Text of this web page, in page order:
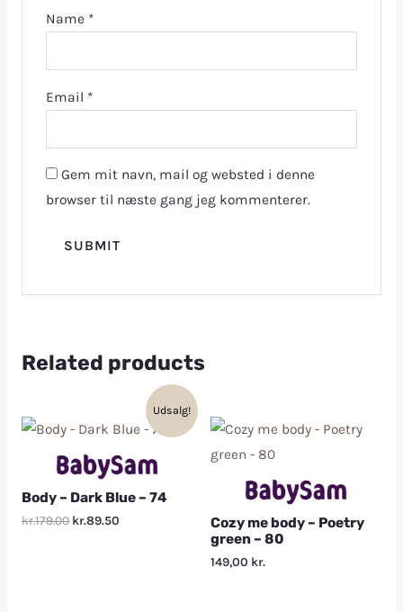
Name *
Email *
Gem mit navn, mail og websted i denne
browser til næste gang jeg kommenterer.
Related products
Udsalg!
Body – Dark Blue – 74
kr.179.00 kr.89.50
Cozy me body – Poetry
green – 80
149,00 kr.